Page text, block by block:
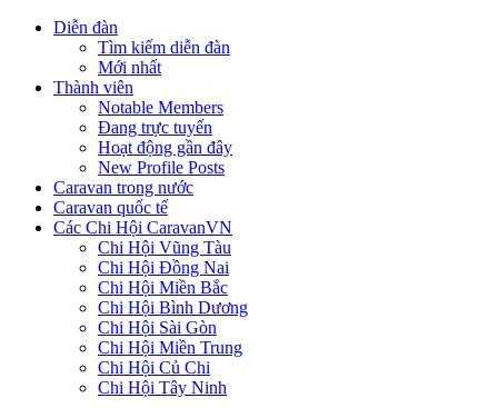
Diễn đàn
Tìm kiếm diễn đàn
Mới nhất
Thành viên
Notable Members
Đang trực tuyến
Hoạt động gần đây
New Profile Posts
Caravan trong nước
Caravan quốc tế
Các Chi Hội CaravanVN
Chi Hội Vũng Tàu
Chi Hội Đồng Nai
Chi Hội Miền Bắc
Chi Hội Bình Dương
Chi Hội Sài Gòn
Chi Hội Miền Trung
Chi Hội Củ Chi
Chi Hội Tây Ninh